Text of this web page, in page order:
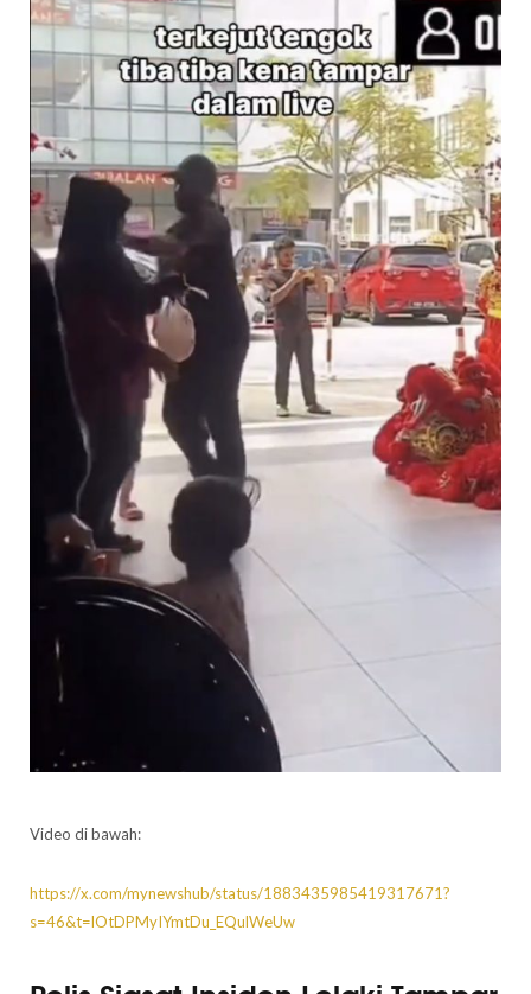
Video di bawah:
https://x.com/mynewshub/status/1883435985419317671?
s=46&t=lOtDPMyIYmtDu_EQulWeUw